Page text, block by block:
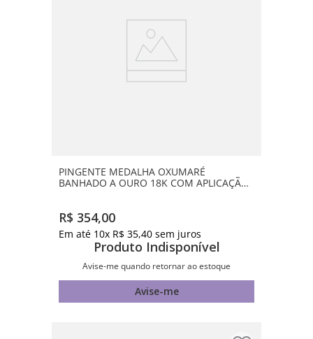
PINGENTE MEDALHA OXUMARÉ
BANHADO A OURO 18K COM APLICAÇÃO
R$ 354,00
Em até 10x R$ 35,40 sem juros
Produto Indisponível
Avise-me quando retornar ao estoque
Avise-me